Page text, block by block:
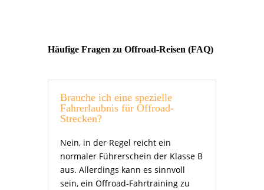
Häufige Fragen zu Offroad-Reisen (FAQ)
Brauche ich eine spezielle
Fahrerlaubnis für Offroad-
Strecken?
Nein, in der Regel reicht ein
normaler Führerschein der Klasse B
aus. Allerdings kann es sinnvoll
sein, ein Offroad-Fahrtraining zu